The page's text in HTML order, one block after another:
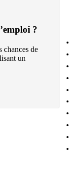
?
chances de
un